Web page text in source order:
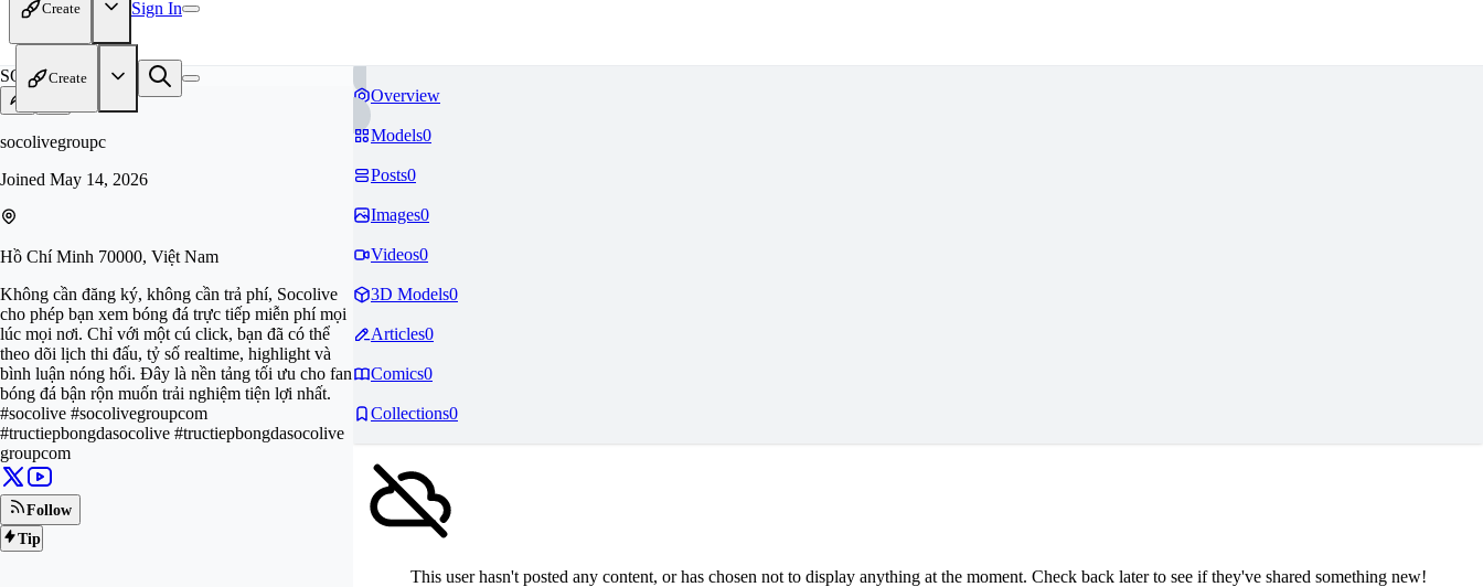
Create Sign In
Create
SO
socolivegroupc
Joined May 14, 2026
Hồ Chí Minh 70000, Việt Nam
Không cần đăng ký, không cần trả phí, Socolive
cho phép bạn xem bóng đá trực tiếp miễn phí mọi
lúc mọi nơi. Chỉ với một cú click, bạn đã có thể
theo dõi lịch thi đấu, tỷ số realtime, highlight và
bình luận nóng hổi. Đây là nền tảng tối ưu cho fan
bóng đá bận rộn muốn trải nghiệm tiện lợi nhất.
#socolive #socolivegroupcom
#tructiepbongdasocolive #tructiepbongdasocolive
groupcom
Follow
Tip
Overview
Models0
Posts0
Images0
Videos0
3D Models0
Articles0
Comics0
Collections0
This user hasn't posted any content, or has chosen not to display anything at the moment. Check back later to see if they've shared something new!